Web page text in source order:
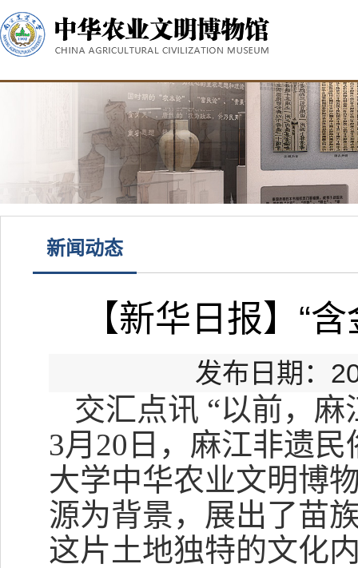
新闻动态
【新华日报】“
发布日期
交汇点讯 “以前，
3月20日，麻江非遗
大学中华农业文明博
源为背景，展出了苗
这片土地独特的文化